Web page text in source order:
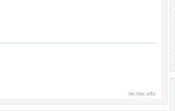
tw.rter.info